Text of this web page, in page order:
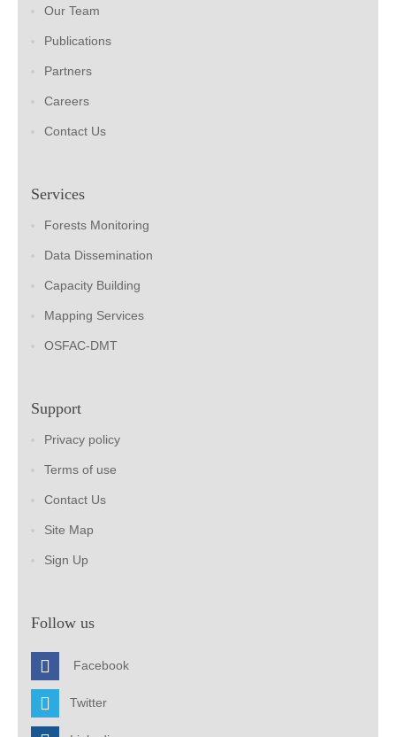
Our Team
Publications
Partners
Careers
Contact Us
Services
Forests Monitoring
Data Dissemination
Capacity Building
Mapping Services
OSFAC-DMT
Support
Privacy policy
Terms of use
Contact Us
Site Map
Sign Up
Follow us
Facebook
Twitter